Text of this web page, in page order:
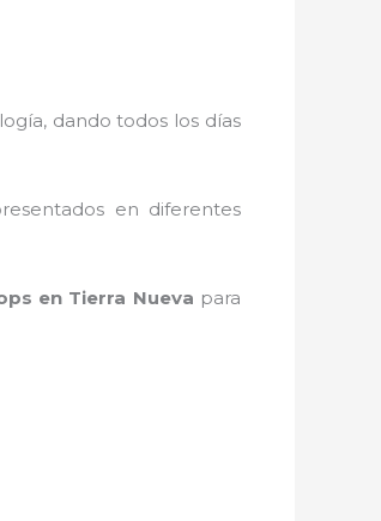
dando todos los días
en diferentes
en Tierra Nueva para